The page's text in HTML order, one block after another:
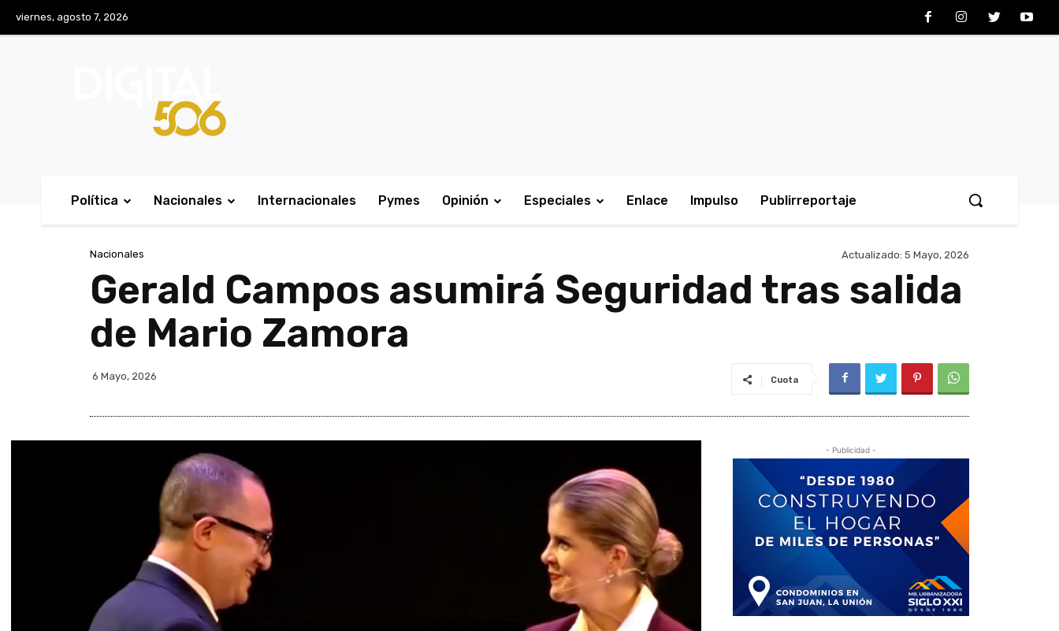
viernes, agosto 7, 2026
Política Nacionales Internacionales Pymes Opinión Especiales Enlace Impulso Publirreportaje
Nacionales Actualizado: 5 Mayo, 2026
Gerald Campos asumirá Seguridad tras salida
de Mario Zamora
6 Mayo, 2026 Cuota
- Publicidad -